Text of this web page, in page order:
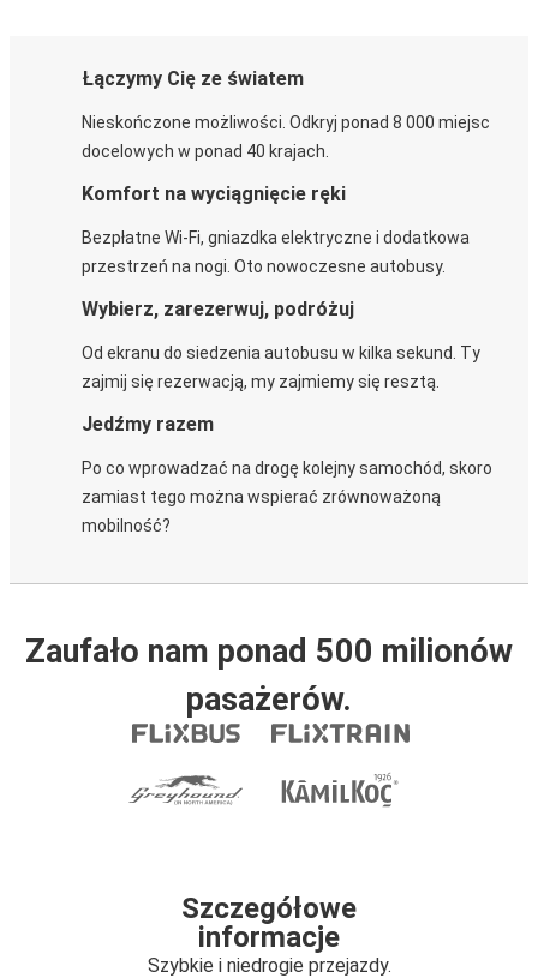
Łączymy Cię ze światem
Nieskończone możliwości. Odkryj ponad 8 000 miejsc
docelowych w ponad 40 krajach.
Komfort na wyciągnięcie ręki
Bezpłatne Wi-Fi, gniazdka elektryczne i dodatkowa
przestrzeń na nogi. Oto nowoczesne autobusy.
Wybierz, zarezerwuj, podróżuj
Od ekranu do siedzenia autobusu w kilka sekund. Ty
zajmij się rezerwacją, my zajmiemy się resztą.
Jedźmy razem
Po co wprowadzać na drogę kolejny samochód, skoro
zamiast tego można wspierać zrównoważoną
mobilność?
Zaufało nam ponad 500 milionów
pasażerów.
Szczegółowe
informacje
Szybkie i niedrogie przejazdy.